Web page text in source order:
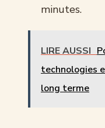
minutes.
LIRE AUSSI
technologies
long terme